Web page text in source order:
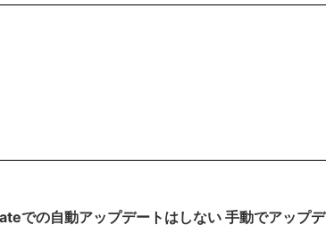
の自動アップデートはしない 手動でアップデ